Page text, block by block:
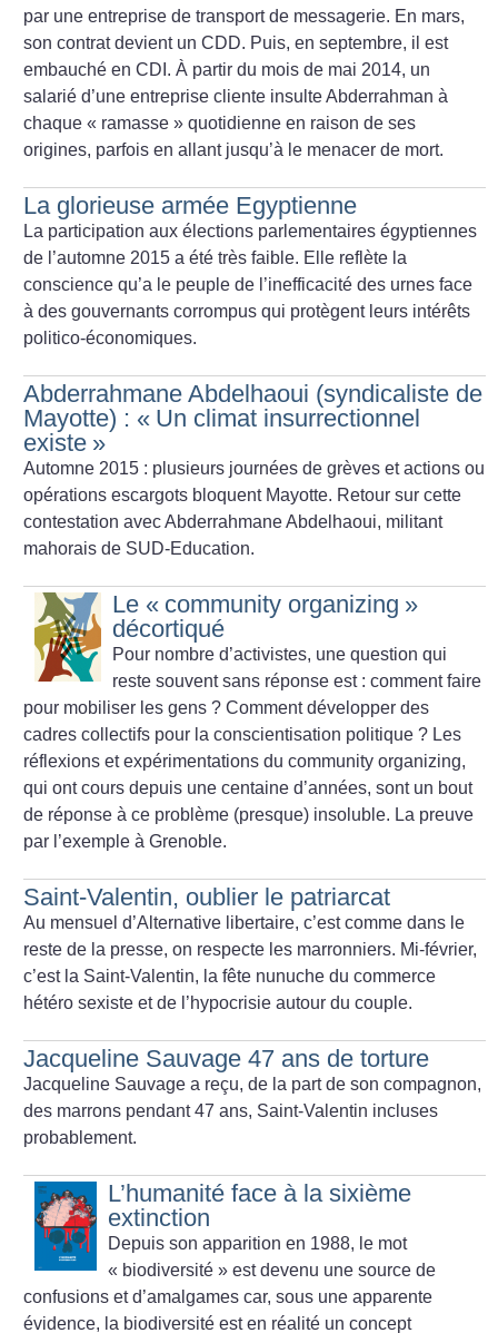
par une entreprise de transport de messagerie. En mars,
son contrat devient un CDD. Puis, en septembre, il est
embauché en CDI. À partir du mois de mai 2014, un
salarié d’une entreprise cliente insulte Abderrahman à
chaque « ramasse » quotidienne en raison de ses
origines, parfois en allant jusqu’à le menacer de mort.
La glorieuse armée Egyptienne
La participation aux élections parlementaires égyptiennes
de l’automne 2015 a été très faible. Elle reflète la
conscience qu’a le peuple de l’inefficacité des urnes face
à des gouvernants corrompus qui protègent leurs intérêts
politico-économiques.
Abderrahmane Abdelhaoui (syndicaliste de
Mayotte) : « Un climat insurrectionnel
existe »
Automne 2015 : plusieurs journées de grèves et actions ou
opérations escargots bloquent Mayotte. Retour sur cette
contestation avec Abderrahmane Abdelhaoui, militant
mahorais de SUD-Education.
Le « community organizing »
décortiqué
Pour nombre d’activistes, une question qui
reste souvent sans réponse est : comment faire
pour mobiliser les gens ? Comment développer des
cadres collectifs pour la conscientisation politique ? Les
réflexions et expérimentations du community organizing,
qui ont cours depuis une centaine d’années, sont un bout
de réponse à ce problème (presque) insoluble. La preuve
par l’exemple à Grenoble.
Saint-Valentin, oublier le patriarcat
Au mensuel d’Alternative libertaire, c’est comme dans le
reste de la presse, on respecte les marronniers. Mi-février,
c’est la Saint-Valentin, la fête nunuche du commerce
hétéro sexiste et de l’hypocrisie autour du couple.
Jacqueline Sauvage 47 ans de torture
Jacqueline Sauvage a reçu, de la part de son compagnon,
des marrons pendant 47 ans, Saint-Valentin incluses
probablement.
L’humanité face à la sixième
extinction
Depuis son apparition en 1988, le mot
« biodiversité » est devenu une source de
confusions et d’amalgames car, sous une apparente
évidence, la biodiversité est en réalité un concept